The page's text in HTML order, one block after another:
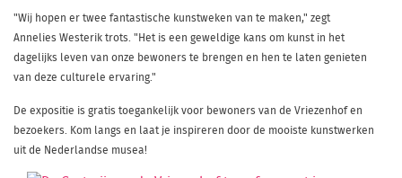
"Wij hopen er twee fantastische kunstweken van te maken," zegt
Annelies Westerik trots. "Het is een geweldige kans om kunst in het
dagelijks leven van onze bewoners te brengen en hen te laten genieten
van deze culturele ervaring."
De expositie is gratis toegankelijk voor bewoners van de Vriezenhof en
bezoekers. Kom langs en laat je inspireren door de mooiste kunstwerken
uit de Nederlandse musea!